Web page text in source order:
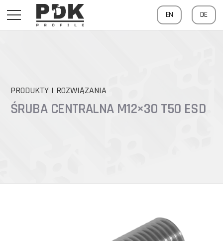
EN DE
PRODUKTY I ROZWIĄZANIA
ŚRUBA CENTRALNA M12×30 T50 ESD